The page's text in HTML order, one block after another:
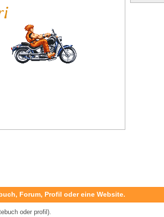
Forum, Profil oder eine Website.
oder profil).